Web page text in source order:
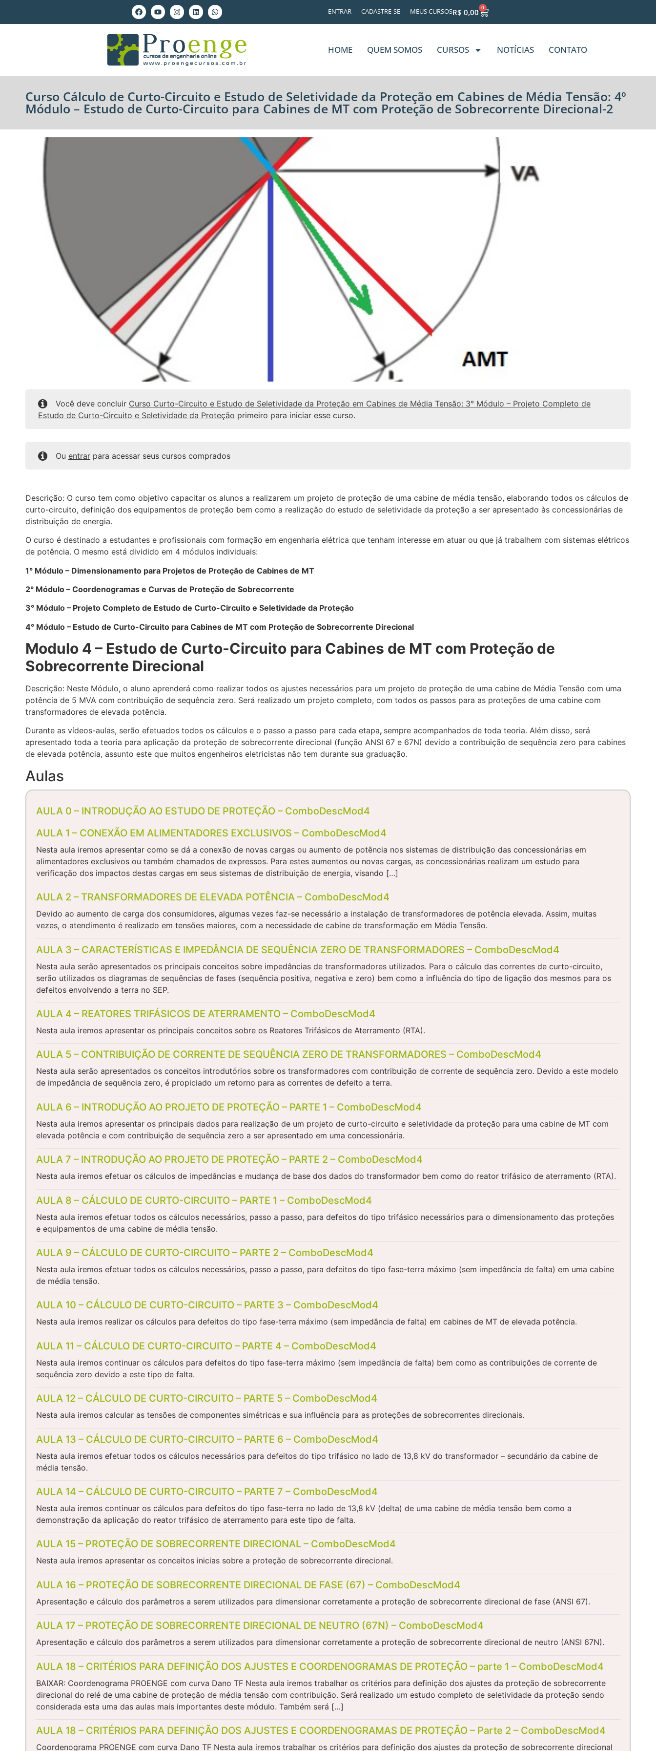
ENTRAR CADASTRE-SE MEUS CURSOSR$ 0,00 0
HOME QUEM SOMOS CURSOS NOTÍCIAS CONTATO
Curso Cálculo de Curto-Circuito e Estudo de Seletividade da Proteção em Cabines de Média Tensão: 4º
Módulo – Estudo de Curto-Circuito para Cabines de MT com Proteção de Sobrecorrente Direcional-2
Você deve concluir Curso Curto-Circuito e Estudo de Seletividade da Proteção em Cabines de Média Tensão: 3° Módulo – Projeto Completo de
Estudo de Curto-Circuito e Seletividade da Proteção primeiro para iniciar esse curso.
Ou entrarpara acessar seus cursos comprados
Descrição: O curso tem como objetivo capacitar os alunos a realizarem um projeto de proteção de uma cabine de média tensão, elaborando todos os cálculos de
curto-circuito, definição dos equipamentos de proteção bem como a realização do estudo de seletividade da proteção a ser apresentado às concessionárias de
distribuição de energia.
O curso é destinado a estudantes e profissionais com formação em engenharia elétrica que tenham interesse em atuar ou que já trabalhem com sistemas elétricos
de potência. O mesmo está dividido em 4 módulos individuais:
1° Módulo – Dimensionamento para Projetos de Proteção de Cabines de MT
2° Módulo – Coordenogramas e Curvas de Proteção de Sobrecorrente
3° Módulo – Projeto Completo de Estudo de Curto-Circuito e Seletividade da Proteção
4° Módulo – Estudo de Curto-Circuito para Cabines de MT com Proteção de Sobrecorrente Direcional
Modulo 4 – Estudo de Curto-Circuito para Cabines de MT com Proteção de
Sobrecorrente Direcional
Descrição: Neste Módulo, o aluno aprenderá como realizar todos os ajustes necessários para um projeto de proteção de uma cabine de Média Tensão com uma
potência de 5 MVA com contribuição de sequência zero. Será realizado um projeto completo, com todos os passos para as proteções de uma cabine com
transformadores de elevada potência.
Durante as vídeos-aulas, serão efetuados todos os cálculos e o passo a passo para cada etapa, sempre acompanhados de toda teoria. Além disso, será
apresentado toda a teoria para aplicação da proteção de sobrecorrente direcional (função ANSI 67 e 67N) devido a contribuição de sequência zero para cabines
de elevada potência, assunto este que muitos engenheiros eletricistas não tem durante sua graduação.
Aulas
AULA 0 – INTRODUÇÃO AO ESTUDO DE PROTEÇÃO – ComboDescMod4
AULA 1 – CONEXÃO EM ALIMENTADORES EXCLUSIVOS – ComboDescMod4
Nesta aula iremos apresentar como se dá a conexão de novas cargas ou aumento de potência nos sistemas de distribuição das concessionárias em
alimentadores exclusivos ou também chamados de expressos. Para estes aumentos ou novas cargas, as concessionárias realizam um estudo para
verificação dos impactos destas cargas em seus sistemas de distribuição de energia, visando […]
AULA 2 – TRANSFORMADORES DE ELEVADA POTÊNCIA – ComboDescMod4
Devido ao aumento de carga dos consumidores, algumas vezes faz-se necessário a instalação de transformadores de potência elevada. Assim, muitas
vezes, o atendimento é realizado em tensões maiores, com a necessidade de cabine de transformação em Média Tensão.
AULA 3 – CARACTERÍSTICAS E IMPEDÂNCIA DE SEQUÊNCIA ZERO DE TRANSFORMADORES – ComboDescMod4
Nesta aula serão apresentados os principais conceitos sobre impedâncias de transformadores utilizados. Para o cálculo das correntes de curto-circuito,
serão utilizados os diagramas de sequências de fases (sequência positiva, negativa e zero) bem como a influência do tipo de ligação dos mesmos para os
defeitos envolvendo a terra no SEP.
AULA 4 – REATORES TRIFÁSICOS DE ATERRAMENTO – ComboDescMod4
Nesta aula iremos apresentar os principais conceitos sobre os Reatores Trifásicos de Aterramento (RTA).
AULA 5 – CONTRIBUIÇÃO DE CORRENTE DE SEQUÊNCIA ZERO DE TRANSFORMADORES – ComboDescMod4
Nesta aula serão apresentados os conceitos introdutórios sobre os transformadores com contribuição de corrente de sequência zero. Devido a este modelo
de impedância de sequência zero, é propiciado um retorno para as correntes de defeito a terra.
AULA 6 – INTRODUÇÃO AO PROJETO DE PROTEÇÃO – PARTE 1 – ComboDescMod4
Nesta aula iremos apresentar os principais dados para realização de um projeto de curto-circuito e seletividade da proteção para uma cabine de MT com
elevada potência e com contribuição de sequência zero a ser apresentado em uma concessionária.
AULA 7 – INTRODUÇÃO AO PROJETO DE PROTEÇÃO – PARTE 2 – ComboDescMod4
Nesta aula iremos efetuar os cálculos de impedâncias e mudança de base dos dados do transformador bem como do reator trifásico de aterramento (RTA).
AULA 8 – CÁLCULO DE CURTO-CIRCUITO – PARTE 1 – ComboDescMod4
Nesta aula iremos efetuar todos os cálculos necessários, passo a passo, para defeitos do tipo trifásico necessários para o dimensionamento das proteções
e equipamentos de uma cabine de média tensão.
AULA 9 – CÁLCULO DE CURTO-CIRCUITO – PARTE 2 – ComboDescMod4
Nesta aula iremos efetuar todos os cálculos necessários, passo a passo, para defeitos do tipo fase-terra máximo (sem impedância de falta) em uma cabine
de média tensão.
AULA 10 – CÁLCULO DE CURTO-CIRCUITO – PARTE 3 – ComboDescMod4
Nesta aula iremos realizar os cálculos para defeitos do tipo fase-terra máximo (sem impedância de falta) em cabines de MT de elevada potência.
AULA 11 – CÁLCULO DE CURTO-CIRCUITO – PARTE 4 – ComboDescMod4
Nesta aula iremos continuar os cálculos para defeitos do tipo fase-terra máximo (sem impedância de falta) bem como as contribuições de corrente de
sequência zero devido a este tipo de falta.
AULA 12 – CÁLCULO DE CURTO-CIRCUITO – PARTE 5 – ComboDescMod4
Nesta aula iremos calcular as tensões de componentes simétricas e sua influência para as proteções de sobrecorrentes direcionais.
AULA 13 – CÁLCULO DE CURTO-CIRCUITO – PARTE 6 – ComboDescMod4
Nesta aula iremos efetuar todos os cálculos necessários para defeitos do tipo trifásico no lado de 13,8 kV do transformador – secundário da cabine de
média tensão.
AULA 14 – CÁLCULO DE CURTO-CIRCUITO – PARTE 7 – ComboDescMod4
Nesta aula iremos continuar os cálculos para defeitos do tipo fase-terra no lado de 13,8 kV (delta) de uma cabine de média tensão bem como a
demonstração da aplicação do reator trifásico de aterramento para este tipo de falta.
AULA 15 – PROTEÇÃO DE SOBRECORRENTE DIRECIONAL – ComboDescMod4
Nesta aula iremos apresentar os conceitos inicias sobre a proteção de sobrecorrente direcional.
AULA 16 – PROTEÇÃO DE SOBRECORRENTE DIRECIONAL DE FASE (67) – ComboDescMod4
Apresentação e cálculo dos parâmetros a serem utilizados para dimensionar corretamente a proteção de sobrecorrente direcional de fase (ANSI 67).
AULA 17 – PROTEÇÃO DE SOBRECORRENTE DIRECIONAL DE NEUTRO (67N) – ComboDescMod4
Apresentação e cálculo dos parâmetros a serem utilizados para dimensionar corretamente a proteção de sobrecorrente direcional de neutro (ANSI 67N).
AULA 18 – CRITÉRIOS PARA DEFINIÇÃO DOS AJUSTES E COORDENOGRAMAS DE PROTEÇÃO – parte 1 – ComboDescMod4
BAIXAR: Coordenograma PROENGE com curva Dano TF Nesta aula iremos trabalhar os critérios para definição dos ajustes da proteção de sobrecorrente
direcional do relé de uma cabine de proteção de média tensão com contribuição. Será realizado um estudo completo de seletividade da proteção sendo
considerada esta uma das aulas mais importantes deste módulo. Também será […]
AULA 18 – CRITÉRIOS PARA DEFINIÇÃO DOS AJUSTES E COORDENOGRAMAS DE PROTEÇÃO – Parte 2 – ComboDescMod4
Coordenograma PROENGE com curva Dano TF Nesta aula iremos trabalhar os critérios para definição dos ajustes da proteção de sobrecorrente direcional